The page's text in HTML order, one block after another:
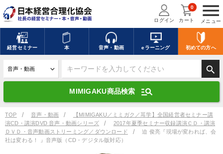
menu
メニュー
ログイン カート
0
経営セミナー 本 音声・動画 eラーニング 初めての方へ
search
MIMIGAKU商品検索 manage_search
キーワードを入力して探す
デジタル版対応のみ検索結果に表示する
search 上記の条件で検索
TOP 音声・動画
【MIMIGAKU／ミミガク／耳学】全国経営者セミナー講
演CD・講演DVD 音声・動画シリーズ
2017年夏季セミナー収録講演ＣＤ・講演
ＤＶＤ・音声動画ストリーミング／ダウンロード
迫 俊亮『現場が変われば、会
社は変わる！ 』音声版（CD・デジタル版対応）